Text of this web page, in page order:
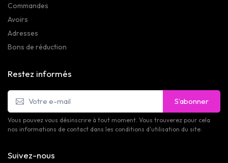
Commandes
Avoirs
Adresses
Bons de réduction
Restez informés
S’abonner
Vous pouvez vous désinscrire à tout moment. Vous trouverez pour cela
nos informations de contact dans les conditions d'utilisation du site.
Suivez-nous